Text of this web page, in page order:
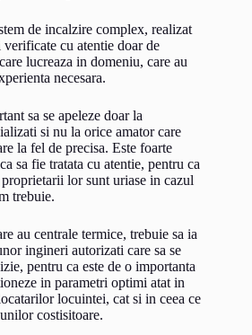
de incalzire complex, realizat
cu atentie doar de
lucreaza in domeniu, care au
necesara.
sa se apeleze doar la
si nu la orice amator care
la fel de precisa. Este foarte
sa fie tratata cu atentie, pentru ca
lor sunt uriase in cazul
trebuie.
au centrale termice, trebuie sa ia
ingineri autorizati care sa se
pentru ca este de o importanta
in parametri optimi atat in
locuintei, cat si in ceea ce
costisitoare.